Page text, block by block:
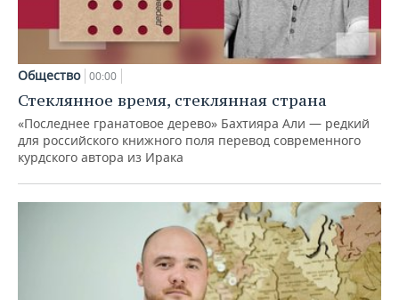
Общество 00:00
Стеклянное время, стеклянная страна
«Последнее гранатовое дерево» Бахтияра Али — редкий
для российского книжного поля перевод современного
курдского автора из Ирака